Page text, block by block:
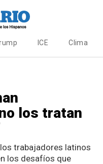
ICE Clima
los tratan
trabajadores latinos
los desafíos que